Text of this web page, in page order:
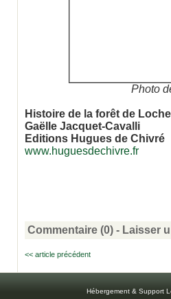
Photo
Histoire de la forêt de
Gaëlle Jacquet-Cavalli
Editions Hugues de Chivré
www.huguesdechivre.fr
Commentaire (0) - Laisser
<< article précédent
Hébergement & Support